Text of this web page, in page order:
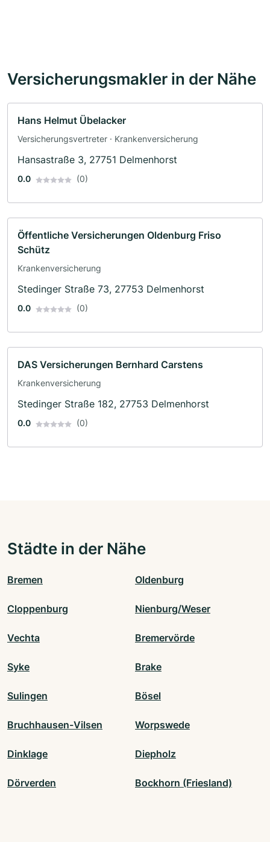
Versicherungsmakler in der Nähe
Hans Helmut Übelacker
Versicherungsvertreter · Krankenversicherung
Hansastraße 3, 27751 Delmenhorst
0.0 (0)
Öffentliche Versicherungen Oldenburg Friso
Schütz
Krankenversicherung
Stedinger Straße 73, 27753 Delmenhorst
0.0 (0)
DAS Versicherungen Bernhard Carstens
Krankenversicherung
Stedinger Straße 182, 27753 Delmenhorst
0.0 (0)
Städte in der Nähe
Bremen Oldenburg
Cloppenburg Nienburg/Weser
Vechta Bremervörde
Syke Brake
Sulingen Bösel
Bruchhausen-Vilsen Worpswede
Dinklage Diepholz
Dörverden Bockhorn (Friesland)